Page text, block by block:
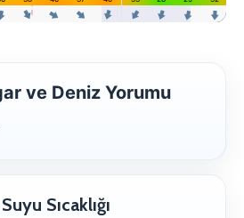
ve Deniz Yorumu
Sıcaklığı